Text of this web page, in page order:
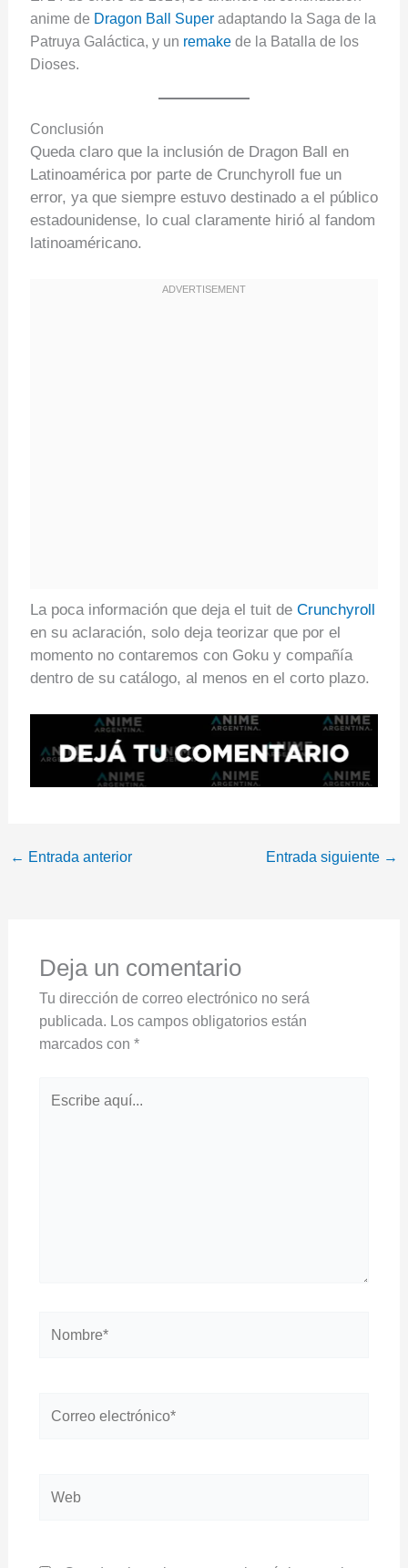
anime de Dragon Ball Superadaptando la Saga de la
Patruya Galáctica, y un remakede la Batalla de los
Dioses.
Conclusión
Queda claro que la inclusión de Dragon Ball en
Latinoamérica por parte de Crunchyroll fue un
error, ya que siempre estuvo destinado a el público
estadounidense, lo cual claramente hirió al fandom
latinoaméricano.
La poca información que deja el tuit de Crunchyroll
en su aclaración, solo deja teorizar que por el
momento no contaremos con Goku y compañía
dentro de su catálogo, al menos en el corto plazo.
← Entrada anterior Entrada siguiente →
Deja un comentario
Tu dirección de correo electrónico no será
publicada. Los campos obligatorios están
marcados con *
aquí...
electrónico*